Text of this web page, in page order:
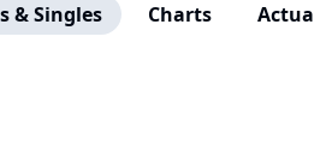
& Singles Charts